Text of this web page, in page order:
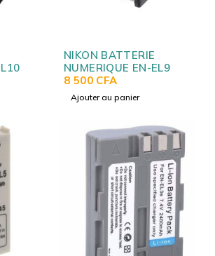
NIKON BATTERIE
NUMERIQUE EN-EL9
8 500 CFA
Ajouter au panier